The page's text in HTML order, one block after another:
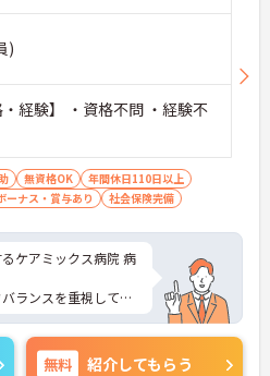
)
・経験】 ・資格不問 ・経験不
無資格OK
年間休日110日以上
ーナス・賞与あり 社会保険完備
ケアミックス病院 病
ランスを重視してい
ントお伝えしますの
無料 紹介してもらう